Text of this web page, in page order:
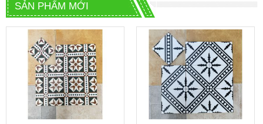
SẢN PHẨM MỚI